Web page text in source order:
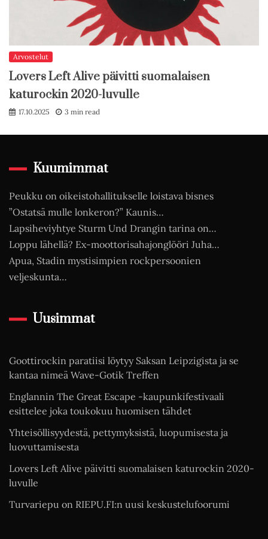
Arvostelut
Lovers Left Alive päivitti suomalaisen
katurockin 2020-luvulle
17.10.2025 3 min read
Kuumimmat
Peukku on oikeistohallitukselle loistava bisnes
”Ostatsä mulle lonkeron?” Kaunis…
Lapsiheviyhtye Sturm Und Drangin tarina on…
Loppu lähellä? Ex-moottorisahajonglööri Juha…
Apua, Stadin mystisimpien rockpersoonien
veljeskunta…
Uusimmat
Goottirockin paratiisi löytyy Saksan Leipzigista ja se
kantaa nimeä Wave-Gotik Treffen
Englannin The Great Escape -kaupunkifestivaali
esittelee joka toukokuu huomisen tähdet
Yhteisöllisyydestä, pettymyksistä, luopumisesta ja
luovuttamisesta
Lovers Left Alive päivitti suomalaisen katurockin 2020-
luvulle
Turvariepu on RIEPU.FI:n uusi keskustelufoorumi